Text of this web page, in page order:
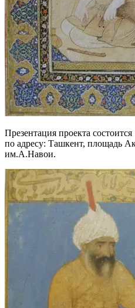
Презентация проекта
по адресу: Ташкент, площадь
им.А.Навои.